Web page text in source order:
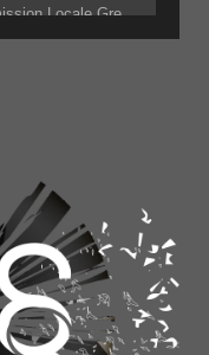
5. Le monde de demain - La mission Locale Grenoble
L'Aigle